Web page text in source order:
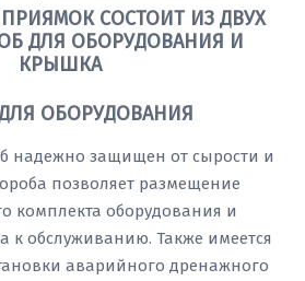
СОСТОИТ ИЗ ДВУХ
ДЛЯ ОБОРУДОВАНИЯ И
КРЫШКА
ОБОРУДОВАНИЯ
надежно защищен от сырости и
позволяет размещение
комплекта оборудования и
к обслуживанию. Также имеется
аварийного дренажного